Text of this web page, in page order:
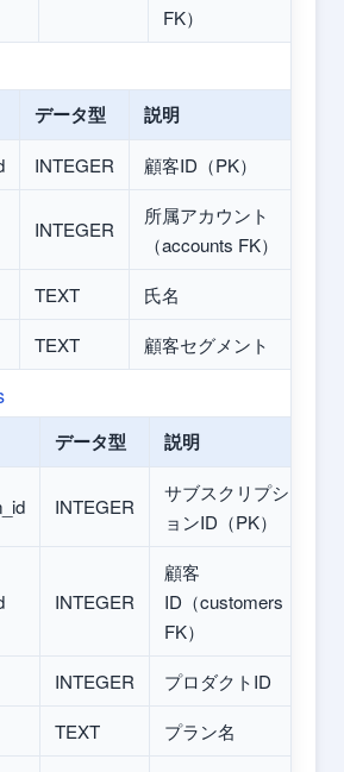
FK）
データ型 説明
INTEGER 顧客ID（PK）
INTEGER
所属アカウント
（accounts FK）
TEXT
氏名
TEXT 顧客セグメント
データ型 説明
INTEGER
サブスクリプシ
ョンID（PK）
INTEGER
顧客
ID（customers
FK）
INTEGER
プロダクトID
TEXT
プラン名